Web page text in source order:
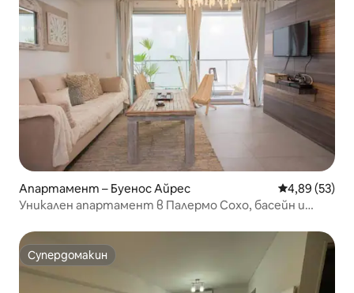
Апартамент – Буенос Айрес Средна
4,89 (53)
Уникален апартамент в Палермо Сохо, басейн и
Супердомакин
Супердомакин